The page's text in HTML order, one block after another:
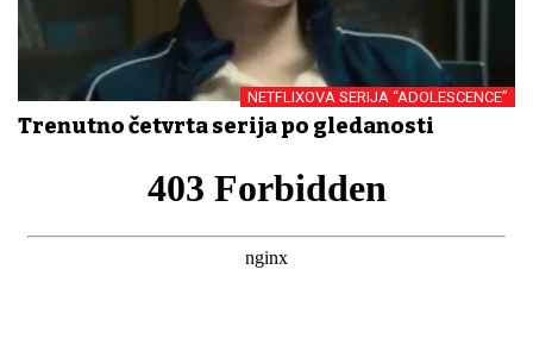
NETFLIXOVA SERIJA “ADOLESCENCE”
Trenutno četvrta serija po gledanosti